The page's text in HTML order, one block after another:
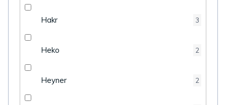
Hakr 3
Heko 2
Heyner 2